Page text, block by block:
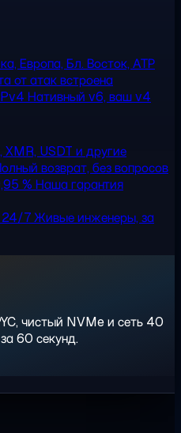
Европа, Бл. Восток, АТР
от атак встроена
Нативный v6, ваш v4
XMR, USDT и другие
возврат, без вопросов
% Наша гарантия
24/7Живые инженеры, за
чистый NVMe и сеть 40
60 секунд.